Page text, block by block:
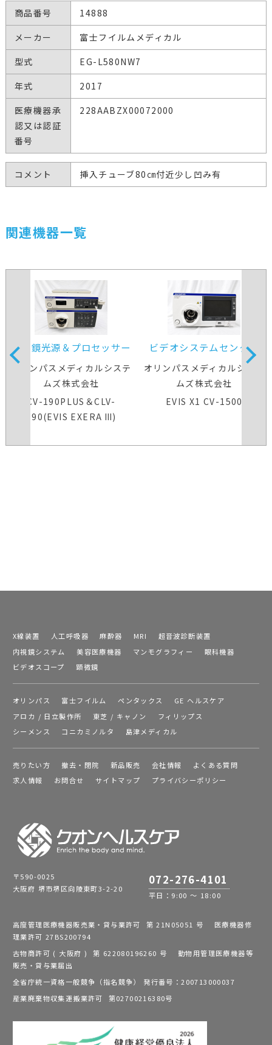
商品番号
14888
メーカー
富士フイルムメディカル
型式
EG-L580NW7
年式
2017
医療機器承
認又は認証
番号
228AABZX00072000
コメント 挿入チューブ80㎝付近少し凹み有
関連機器一覧
内視鏡光源＆プロセッサー
装置
オリンパスメディカルシステ
ムズ株式会社
CV-190PLUS＆CLV-
190(EVIS EXERA Ⅲ)
ビデオシステムセンター
オリンパスメディカルシステ
ムズ株式会社
EVIS X1 CV-1500
X線装置 人工呼吸器 麻酔器 MRI
超音波診断装置
内視鏡システム
美容医療機器 マンモグラフィー
眼科機器
ビデオスコープ
顕微鏡
オリンパス 富士フイルム ペンタックス
GE ヘルスケア
アロカ / 日立製作所
東芝 / キャノン
フィリップス
シーメンス
コニカミノルタ 島津メディカル
売りたい方 撤去・閉院 新品販売 会社情報
よくある質問
求人情報
お問合せ サイトマップ プライバシーポリシー
〒590-0025
大阪府 堺市堺区向陵東町3-2-20
072-276-4101
平日：9:00 ～ 18:00
高度管理医療機器販売業・貸与業許可 第 21N05051 号 医療機器修
理業許可 27BS200794
古物商許可 ( 大阪府 ) 第 622080196260 号 動物用管理医療機器等
販売・貸与業届出
全省庁統一資格一般競争（指名競争） 発行番号：200713000037
産業廃棄物収集運搬業許可 第02700216380号